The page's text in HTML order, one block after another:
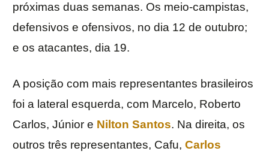
próximas duas semanas. Os meio-campistas,
defensivos e ofensivos, no dia 12 de outubro;
e os atacantes, dia 19.
A posição com mais representantes brasileiros
foi a lateral esquerda, com Marcelo, Roberto
Carlos, Júnior e Nilton Santos. Na direita, os
outros três representantes, Cafu, Carlos